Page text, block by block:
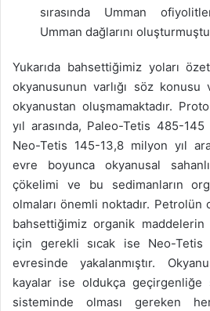
sırasında Umman
Umman dağlarını
Yukarıda bahsettiğimiz yoları
okyanusunun varlığı söz
okyanustan oluşmamaktadır.
yıl arasında, Paleo-Tetis 485-
Neo-Tetis 145-13,8 milyon yıl
evre boyunca okyanusal
çökelimi ve bu sedimanların
olmaları önemli noktadır.
bahsettiğimiz organik
için gerekli sıcak ise Neo-Tetis
evresinde yakalanmıştır.
kayalar ise oldukça geçirgenliğe
sisteminde olması gereken